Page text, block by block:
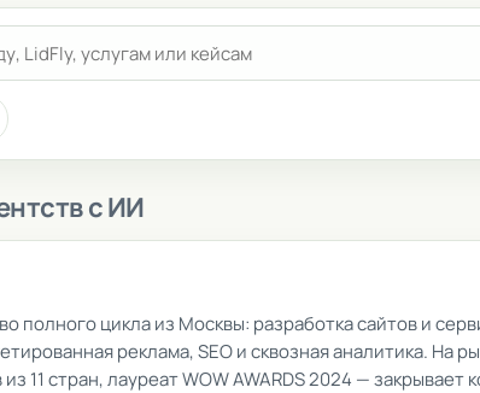
с ИИ
полного цикла из Москвы: разработка сайтов и
реклама, SEO и сквозная аналитика. На
11 стран, лауреат WOW AWARDS 2024 —